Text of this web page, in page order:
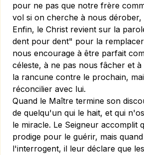
pour ne pas que notre frère
vol si on cherche à nous dérober,
Enfin, le Christ revient sur la
dent pour dent" pour la
nous encourage à être parfait
céleste, à ne pas nous fâcher et
la rancune contre le prochain,
réconcilier avec lui.
Quand le Maître termine son
de quelqu'un qui le hait, et qui
le miracle. Le Seigneur accomplit
prodige pour le guérir, mais
l'interrogent, il leur déclare que